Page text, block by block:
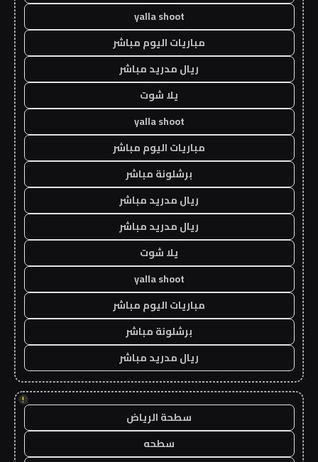
yalla shoot
مباريات اليوم مباشر
ريال مدريد مباشر
يلا شوت
yalla shoot
مباريات اليوم مباشر
برشلونة مباشر
ريال مدريد مباشر
ريال مدريد مباشر
يلا شوت
yalla shoot
مباريات اليوم مباشر
برشلونة مباشر
ريال مدريد مباشر
!
سطحة الرياض
سطحه